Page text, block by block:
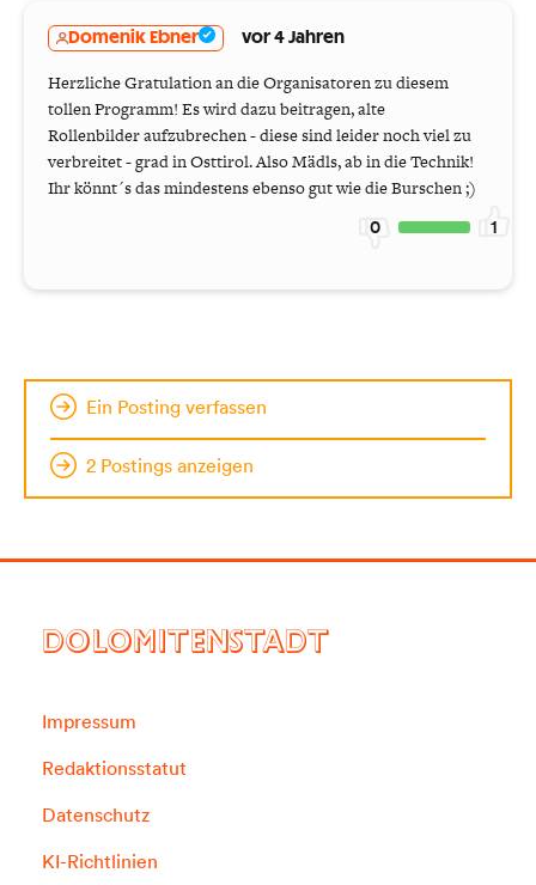
Domenik Ebner vor 4 Jahren
Herzliche Gratulation an die Organisatoren zu diesem
tollen Programm! Es wird dazu beitragen, alte
Rollenbilder aufzubrechen - diese sind leider noch viel zu
verbreitet - grad in Osttirol. Also Mädls, ab in die Technik!
Ihr könnt´s das mindestens ebenso gut wie die Burschen ;)
0 1
Ein Posting verfassen
2 Postings anzeigen
DOLOMITENSTADT
Impressum
Redaktionsstatut
Datenschutz
KI-Richtlinien